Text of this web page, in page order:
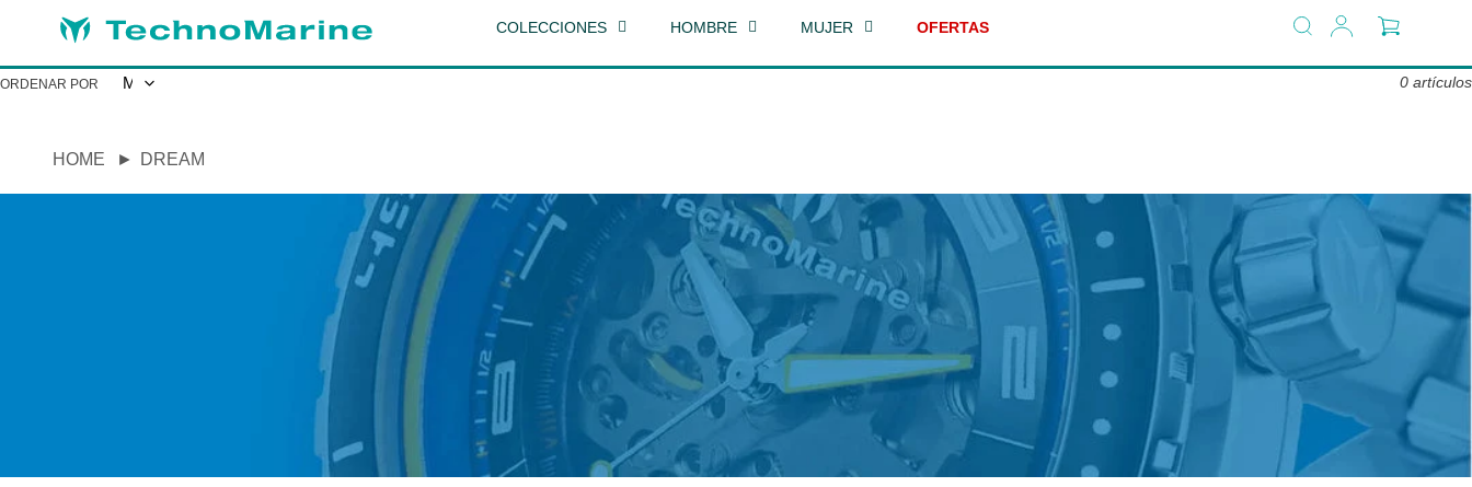
directamente
contenido
COLECCIONES HOMBRE MUJER OFERTAS Buscar IngresarCarrito
ORDENAR POR 0 artículos
HOME DREAM